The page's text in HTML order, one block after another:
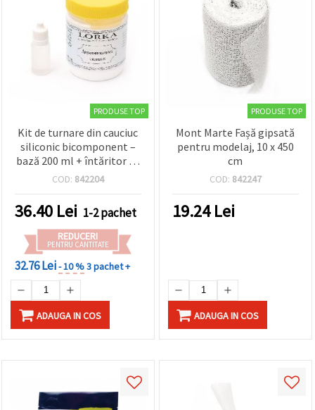
analiză și
"acceptati
toate!" Sau
să vă
în setări
selectând
un tip de
cookie -uri
dat și
făcând clic
pe butonul
"Salvați"
Аcceptati
toate!
PRODUSE TOP
Kit de turnare din cauciuc
siliconic bicomponent –
bază 200 ml + întăritor 15
ml pentru realizarea
rășină, ipsos, săpun și
lumânări
COD: 842204
36.40 Lei 1-2 pachet
REDUCERI
PENTRU CANTITATE
32.76 Lei- 10 %3 pachet +
ADAUGA IN COS
PRODUSE TOP
Mont Marte Fașă gipsată
pentru modelaj, 10 x 450
cm
COD: 842247
19.24Lei
ADAUGA IN COS